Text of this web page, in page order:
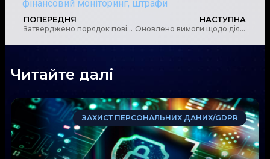
фінансовий моніторинг, штрафи
ПОПЕРЕДНЯ
Затверджено порядок повідомлення Міністерства юстиції України про виявлення розбіжностей в ЄДР
НАСТУПНА
Оновлено вимоги щодо діяльності страхових посередників
Читайте далі
ЗАХИСТ ПЕРСОНАЛЬНИХ ДАНИХ/GDPR